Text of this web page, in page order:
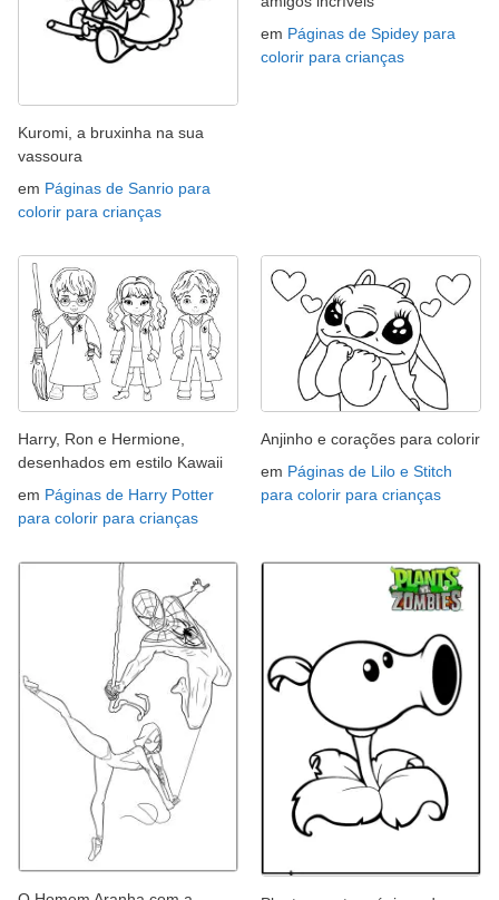
Kuromi, a bruxinha na sua
vassoura
em Páginas de Sanrio para
colorir para crianças
em Páginas de Spidey para
colorir para crianças
Harry, Ron e Hermione,
desenhados em estilo Kawaii
em Páginas de Harry Potter
para colorir para crianças
Anjinho e corações para colorir
em Páginas de Lilo e Stitch
para colorir para crianças